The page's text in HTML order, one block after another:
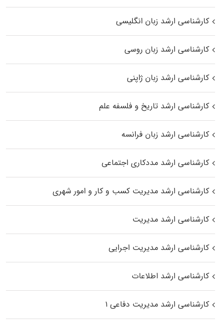
کارشناسی ارشد زبان انگلیسی
کارشناسی ارشد زبان روسی
کارشناسی ارشد زبان ژاپنی
کارشناسی ارشد تاریخ و فلسفه علم
کارشناسی ارشد زبان فرانسه
کارشناسی ارشد مددکاری اجتماعی
کارشناسی ارشد مدیریت کسب و کار و امور شهری
کارشناسی ارشد مدیریت
کارشناسی ارشد مدیریت اجرایی
کارشناسی ارشد اطلاعات
کارشناسی ارشد مدیریت دفاعی ۱